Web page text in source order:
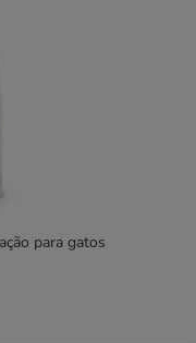
para gatos